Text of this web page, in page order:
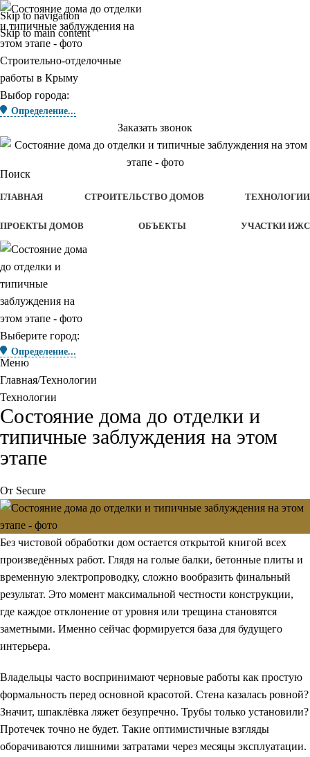
Skip to navigation
Skip to main content
Строительно-отделочные
работы в Крыму
Выбор города:
Определение...
Заказать звонок
Поиск
ГЛАВНАЯ СТРОИТЕЛЬСТВО ДОМОВ ТЕХНОЛОГИИ
ПРОЕКТЫ ДОМОВ ОБЪЕКТЫ УЧАСТКИ ИЖС
Выберите город:
Определение...
Меню
Главная Технологии
Технологии
Состояние дома до отделки и
типичные заблуждения на этом
этапе
От Secure
Без чистовой обработки дом остается открытой книгой всех
произведённых работ. Глядя на голые балки, бетонные плиты и
временную электропроводку, сложно вообразить финальный
результат. Это момент максимальной честности конструкции,
где каждое отклонение от уровня или трещина становятся
заметными. Именно сейчас формируется база для будущего
интерьера.
Владельцы часто воспринимают черновые работы как простую
формальность перед основной красотой. Стена казалась ровной?
Значит, шпаклёвка ляжет безупречно. Трубы только установили?
Протечек точно не будет. Такие оптимистичные взгляды
оборачиваются лишними затратами через месяцы эксплуатации.